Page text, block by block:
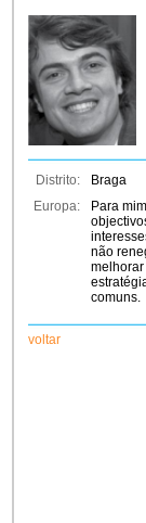
Distrito:
Braga
Europa:
Para
não
comuns.
voltar